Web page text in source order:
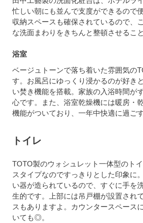
忙しい朝にも並んで支度ができるので
収納スペースも確保されているので、
な洗面まわりをきちんと整頓させるこ
浴室
ベージュトーンで落ち着いた雰囲気の
す。お風呂にゆっくり浸かるのが好き
い焚き機能を搭載。家族の入浴時間が
心です。また、浴室乾燥機には暖房・
機能がついており、一年中快適に過ご
トイレ
TOTO製のウォシュレット一体型のト
スタイプなのですっきりとした印象に
い器が造られているので、すぐに手を
生的です。上部には吊戸棚が設置され
スもありますよ。カウンタースペース
いても◎。